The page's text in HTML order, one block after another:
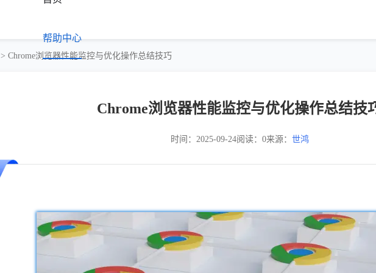
帮助中心
> Chrome浏览器性能监控与优化操作总结技巧
Chrome浏览器性能监控与优化操作总结技
时间：2025-09-24阅读：0来源： 世鸿